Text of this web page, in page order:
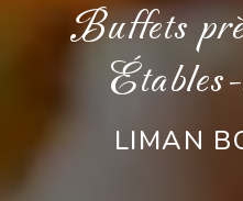
Buffets
LIMAN